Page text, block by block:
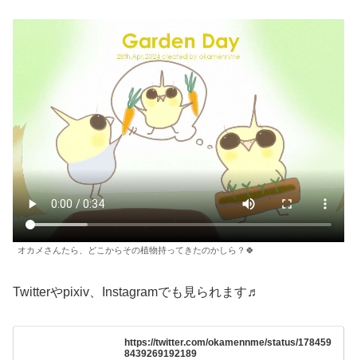
オカメさんたら、どこからその植物持ってきたのかしら？🍀
Twitterやpixiv、Instagramでも見られます♬
https://twitter.com/okamennme/status/178459
8439269192189